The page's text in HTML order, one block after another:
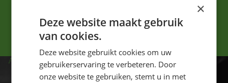
ADRES
×
Deze website maakt gebruik
van cookies.
Deze website gebruikt cookies om uw
gebruikerservaring te verbeteren. Door
onze website te gebruiken, stemt u in met